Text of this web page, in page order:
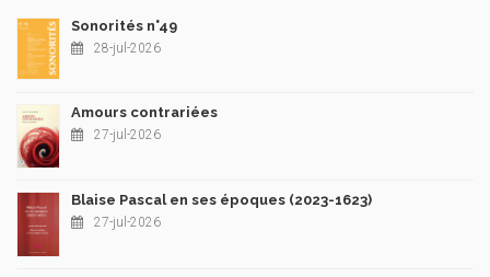
Sonorités n°49
28-jul-2026
Amours contrariées
27-jul-2026
Blaise Pascal en ses époques (2023-1623)
27-jul-2026